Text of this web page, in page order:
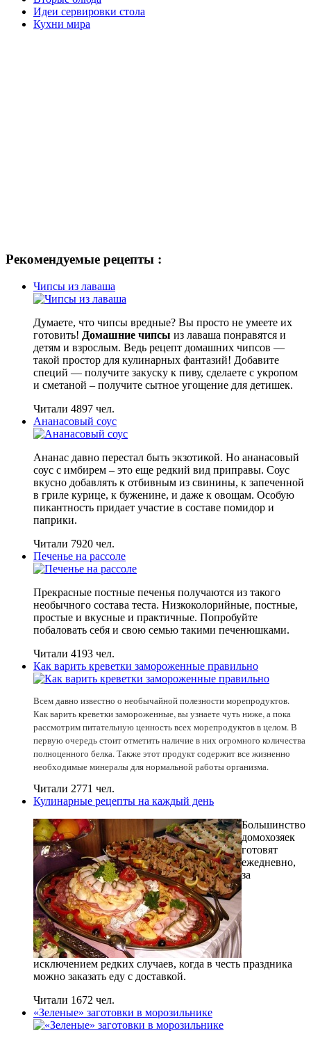
Идеи сервировки стола
Кухни мира
Рекомендуемые рецепты :
Чипсы из лаваша
Думаете, что чипсы вредные? Вы просто не умеете их
готовить! Домашние чипсы из лаваша понравятся и
детям и взрослым. Ведь рецепт домашних чипсов —
такой простор для кулинарных фантазий! Добавите
специй — получите закуску к пиву, сделаете с укропом
и сметаной – получите сытное угощение для детишек.
Читали 4897 чел.
Ананасовый соус
Ананас давно перестал быть экзотикой. Но ананасовый
соус с имбирем – это еще редкий вид приправы. Соус
вкусно добавлять к отбивным из свинины, к запеченной
в гриле курице, к буженине, и даже к овощам. Особую
пикантность придает участие в составе помидор и
паприки.
Читали 7920 чел.
Печенье на рассоле
Прекрасные постные печенья получаются из такого
необычного состава теста. Низкоколорийные, постные,
простые и вкусные и практичные. Попробуйте
побаловать себя и свою семью такими печенюшками.
Читали 4193 чел.
Как варить креветки замороженные правильно
Всем давно известно о необычайной полезности морепродуктов.
Как варить креветки замороженные, вы узнаете чуть ниже, а пока
рассмотрим питательную ценность всех морепродуктов в целом. В
первую очередь стоит отметить наличие в них огромного количества
полноценного белка. Также этот продукт содержит все жизненно
необходимые минералы для нормальной работы организма.
Читали 2771 чел.
Кулинарные рецепты на каждый день
Большинство
домохозяек
готовят
ежедневно,
за
исключением редких случаев, когда в честь праздника
можно заказать еду с доставкой.
Читали 1672 чел.
«Зеленые» заготовки в морозильнике